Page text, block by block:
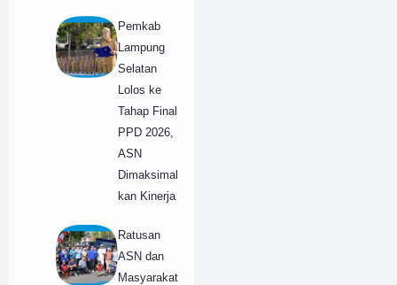
Pemkab
Lampung
Selatan
Lolos ke
Tahap Final
PPD 2026,
ASN
Dimaksimal
kan Kinerja
Ratusan
ASN dan
Masyarakat